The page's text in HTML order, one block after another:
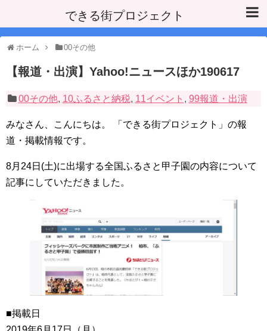
できる街プロジェクト
ホーム 00その他
【報道・出演】Yahoo!ニュースほか190617
00その他, 10ふるさと納税, 11イベント , 99報道・出演
みなさん、こんにちは。 「できる街プロジェクト」の報
道・掲載情報です。
8月24日(土)に出場する全国ふるさと甲子園の内容について
記事にしていただきました。
■掲載日